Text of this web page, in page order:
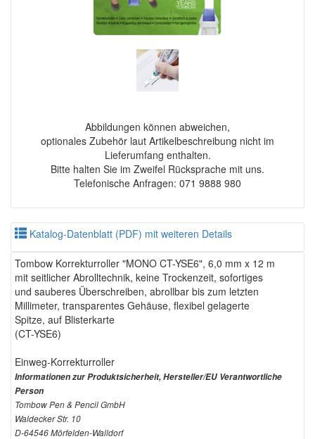
Abbildungen können abweichen,
optionales Zubehör laut Artikelbeschreibung nicht im
Lieferumfang enthalten.
Bitte halten Sie im Zweifel Rücksprache mit uns.
Telefonische Anfragen: 071 9888 980
Katalog-Datenblatt (PDF) mit weiteren Details
Tombow Korrekturroller "MONO CT-YSE6", 6,0 mm x 12 m
mit seitlicher Abrolltechnik, keine Trockenzeit, sofortiges
und sauberes Überschreiben, abrollbar bis zum letzten
Millimeter, transparentes Gehäuse, flexibel gelagerte
Spitze, auf Blisterkarte
(CT-YSE6)
Einweg-Korrekturroller
Informationen zur Produktsicherheit, Hersteller/EU Verantwortliche
Person
Tombow Pen & Pencil GmbH
Waldecker Str. 10
D-64546 Mörfelden-Walldorf